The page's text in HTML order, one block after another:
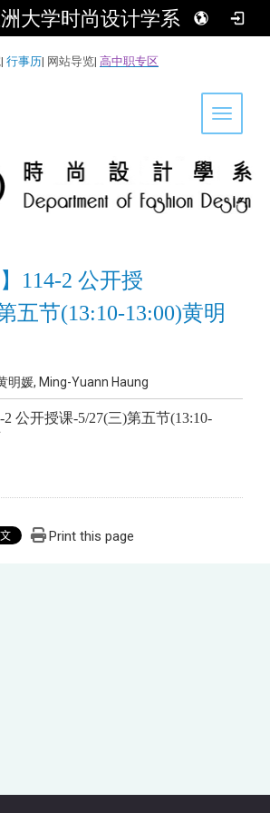
大学时尚设计学系
| 行事历| 网站导览| 高中职专区
Toggle
114-2 公开授
五节(13:10-13:00)黄明
明媛, Ming-Yuann Haung
2 公开授课-5/27(三)第五节(13:10-
Print this page